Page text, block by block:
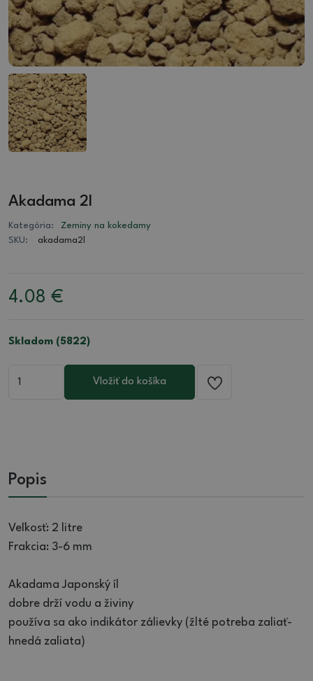
Akadama 2l
Kategória:
Zeminy na kokedamy
SKU:
akadama2l
4.08 €
Skladom (5822)
Vložiť do košíka
Popis
Veľkosť: 2 litre
Frakcia: 3-6 mm
Akadama Japonský íl
dobre drží vodu a živiny
používa sa ako indikátor zálievky (žlté potreba zaliať-
hnedá zaliata)